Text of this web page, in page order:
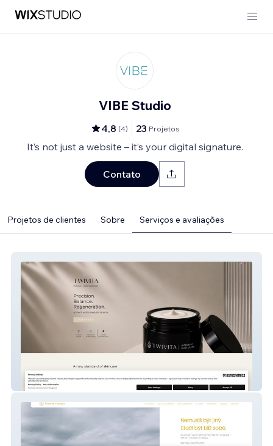
VIBE Studio
4,8 (4) 23 Projetos
It’s not just a website – it’s your digital signature.
Contato
Projetos de clientes Sobre Serviços e avaliações
twivita